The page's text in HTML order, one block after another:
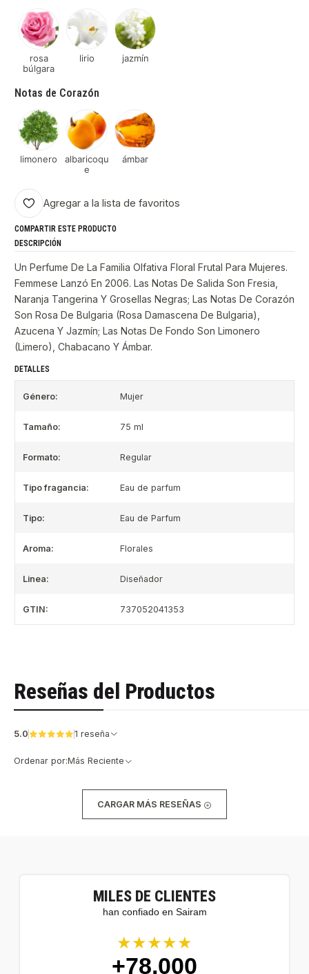
rosa
búlgara
lirio jazmín
Notas de Corazón
limonero
albaricoqu
e
ámbar
Agregar a la lista de favoritos
COMPARTIR ESTE PRODUCTO
DESCRIPCIÓN
Un Perfume De La Familia Olfativa Floral Frutal Para Mujeres.
Femmese Lanzó En 2006. Las Notas De Salida Son Fresia,
Naranja Tangerina Y Grosellas Negras; Las Notas De Corazón
Son Rosa De Bulgaria (Rosa Damascena De Bulgaria),
Azucena Y Jazmín; Las Notas De Fondo Son Limonero
(Limero), Chabacano Y Ámbar.
DETALLES
Género: Mujer
Tamaño: 75 ml
Formato: Regular
Tipo fragancia: Eau de parfum
Tipo: Eau de Parfum
Aroma: Florales
Linea: Diseñador
GTIN: 737052041353
Reseñas del Productos
5.0 1 reseña
Ordenar por:Más Reciente
CARGAR MÁS RESEÑAS
MILES DE CLIENTES
han confiado en Sairam
★★★★★
+78.000